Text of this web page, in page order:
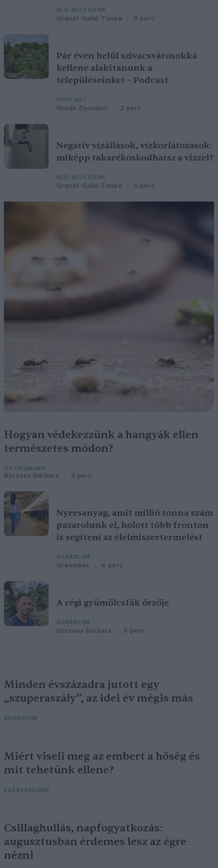
ÉLŐ BOLYGÓNK
Granát-Galló Tímea 5 perc
Pár éven belül szivacsvárosokká
kellene alakítanunk a
településeinket – Podcast
PODCAST
Novák Zsombor 2 perc
Negatív vízállások, vízkorlátozások:
miképp takarékoskodhatsz a vízzel?
ÉLŐ BOLYGÓNK
Granát-Galló Tímea 5 perc
Hogyan védekezzünk a hangyák ellen
természetes módon?
OTTHONUNK
Börzsey Barbara 5 perc
Nyersanyag, amit millió tonna szám
pazarolunk el, holott több fronton
is segíteni az élelmiszertermelést
AGRÁRIUM
Greendex 4 perc
A régi gyümölcsfák őrzője
AGRÁRIUM
Börzsey Barbara 6 perc
Minden évszázadra jutott egy
„szuperaszály”, az idei év mégis más
AGRÁRIUM
Miért viseli meg az embert a hőség és
mit tehetünk ellene?
EGÉSZSÉGÜNK
Csillaghullás, napfogyatkozás:
augusztusban érdemes lesz az égre
nézni